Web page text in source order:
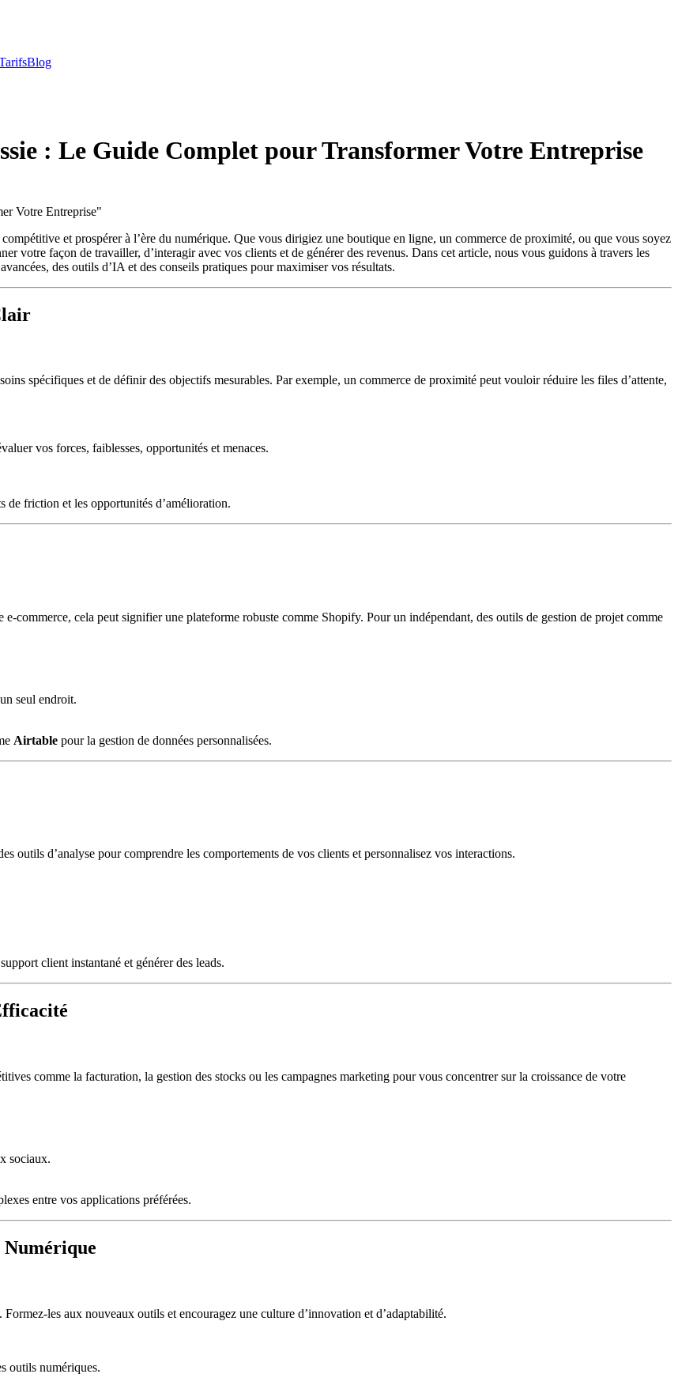
Blog
: Le Guide Complet pour Transformer Votre Entreprise
Votre Entreprise"
et prospérer à l’ère du numérique. Que vous dirigiez une boutique en ligne, un commerce de proximité, ou que vous soyez
votre façon de travailler, d’interagir avec vos clients et de générer des revenus. Dans cet article, nous vous guidons à travers les
des outils d’IA et des conseils pratiques pour maximiser vos résultats.
spécifiques et de définir des objectifs mesurables. Par exemple, un commerce de proximité peut vouloir réduire les files d’attente,
vos forces, faiblesses, opportunités et menaces.
de friction et les opportunités d’amélioration.
commerce, cela peut signifier une plateforme robuste comme Shopify. Pour un indépendant, des outils de gestion de projet comme
seul endroit.
Airtable pour la gestion de données personnalisées.
outils d’analyse pour comprendre les comportements de vos clients et personnalisez vos interactions.
client instantané et générer des leads.
comme la facturation, la gestion des stocks ou les campagnes marketing pour vous concentrer sur la croissance de votre
sociaux.
entre vos applications préférées.
Numérique
les aux nouveaux outils et encouragez une culture d’innovation et d’adaptabilité.
outils numériques.